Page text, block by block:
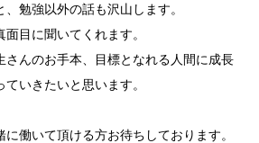
勉強以外の話も沢山します。
目に聞いてくれます。
さんのお手本、目標となれる人間に成長
いきたいと思います。
働いて頂ける方お待ちしております。